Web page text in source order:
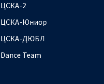
ЦСКА-2
ЦСКА-Юниор
ЦСКА-ДЮБЛ
Dance Team